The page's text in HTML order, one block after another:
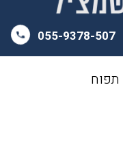
055-9378-507
תפוח